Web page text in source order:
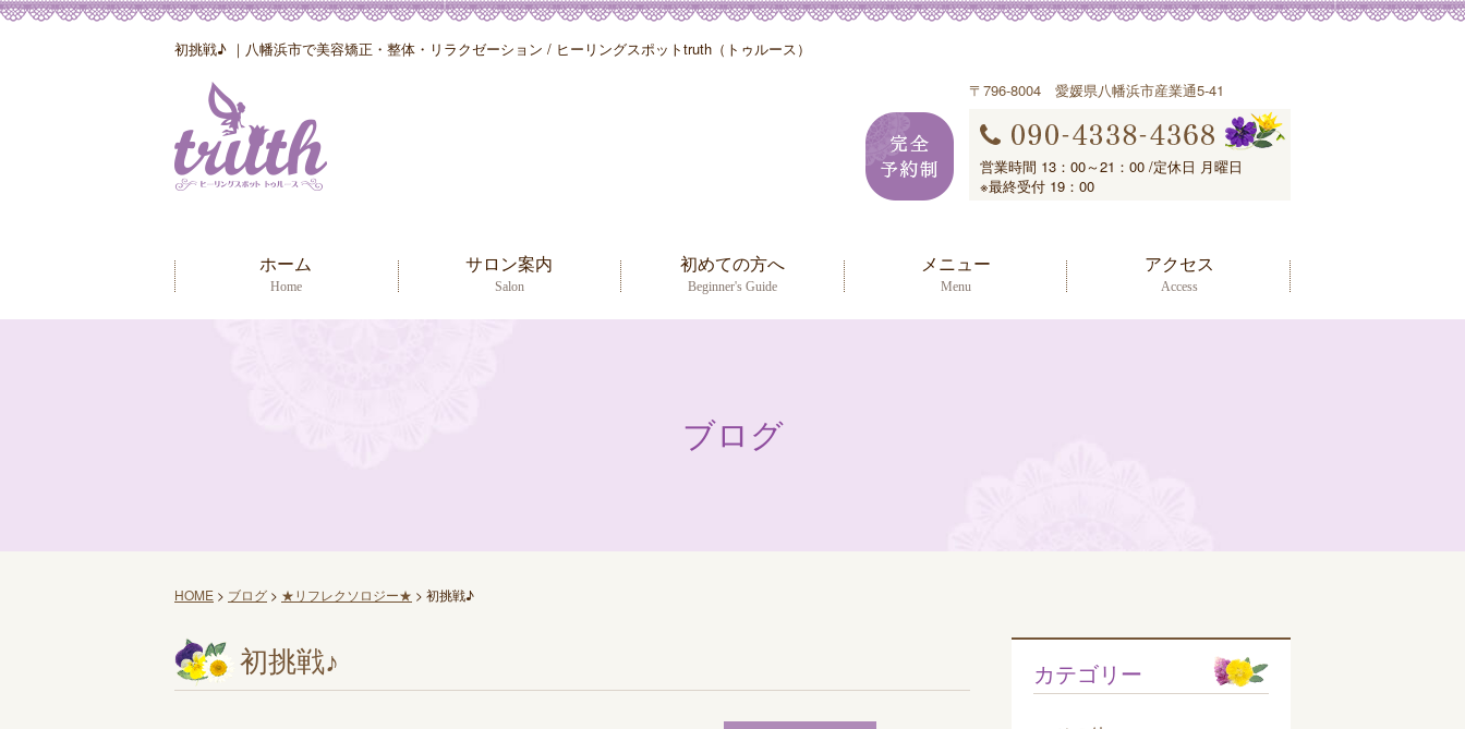
初挑戦♪ ｜八幡浜市で美容矯正・整体・リラクゼーション / ヒーリングスポットtruth（トゥルース）
〒796-8004 愛媛県八幡浜市産業通5-41
営業時間 13：00～21：00 /定休日 月曜日
※最終受付 19：00
ホーム
Home
サロン案内
Salon
初めての方へ
Beginner's Guide
メニュー
Menu
アクセス
Access
ブログ
HOME > ブログ > ★リフレクソロジー★ > 初挑戦♪
初挑戦♪ カテゴリー